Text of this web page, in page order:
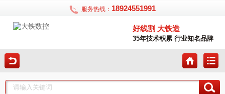
服务热线： 18924551991
好线割 大铁造
35年技术积累 行业知名品牌